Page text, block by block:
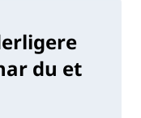
du et